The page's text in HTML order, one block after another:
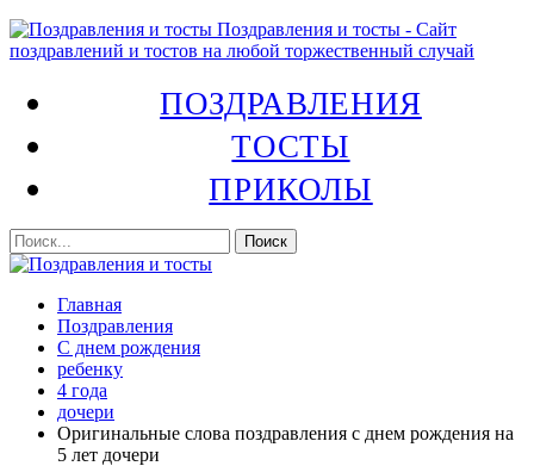
Поздравления и тосты - Сайт
поздравлений и тостов на любой торжественный случай
ПОЗДРАВЛЕНИЯ
ТОСТЫ
ПРИКОЛЫ
Главная
Поздравления
С днем рождения
ребенку
4 года
дочери
Оригинальные слова поздравления с днем рождения на
5 лет дочери